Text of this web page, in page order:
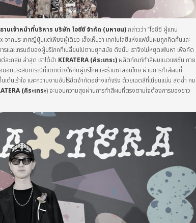
นเจ้าหน้าที่บริหาร บริษัท โอซีซี จำกัด (มหาชน) กล่าวว่า “โอซีซี ผู้แทน
กประเทศญี่ปุ่นแต่เพียงผู้เดียว เล็งเห็นว่า เทคโนโลยีแห่งแฟชั่นผมถูกคิดค้นและ
ละเทรนด์ของผู้บริโภคที่เปลี่ยนไปตามยุคสมัย ดังนั้น เราจึงไม่หยุดเฟ้นหา เพื่อคัด
ะกลุ่ม ล่าสุด เราได้นำ KIRATERA (คิระเทระ) ผลิตภัณฑ์ทำสีผมแนวแฟชั่น ภาย
มอบประสบการณ์ที่แตกต่างให้กับผู้บริโภคและร้านซาลอนไทย ผ่านการทำสีผมที่
ต้นเร้าใจ และความงามอันไร้ขีดจำกัดอย่างแท้จริง ด้วยเฉดสีที่เนียนแน่น สดฉ่ำ คม
(คิระเทระ) จะมอบความสุขผ่านการทำสีผมที่ตรงตามใจต้องการของชาว